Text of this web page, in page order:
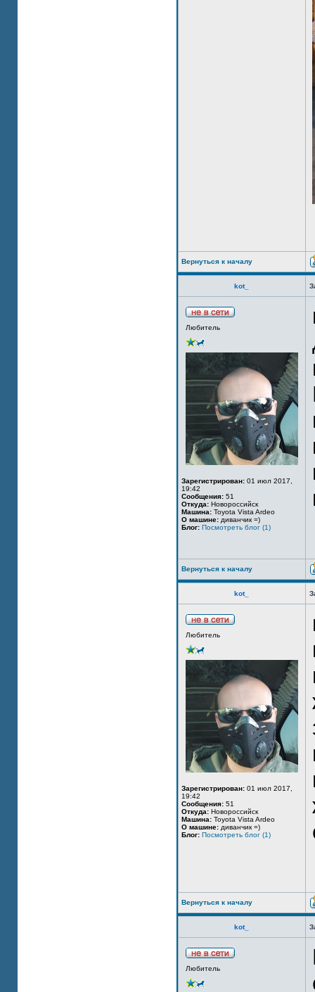
Вернуться к началу
kot_
Любитель
Зарегистрирован: 01 июл 2017,
19:42
Сообщения: 51
Откуда: Новороссийск
Машина: Toyota Vista Ardeo
О машине: диванчик =)
Блог: Посмотреть блог (1)
Вернуться к началу
kot_
Любитель
Зарегистрирован: 01 июл 2017,
19:42
Сообщения: 51
Откуда: Новороссийск
Машина: Toyota Vista Ardeo
О машине: диванчик =)
Блог: Посмотреть блог (1)
Вернуться к началу
kot_
Любитель